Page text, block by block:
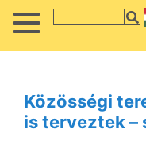
Közösségi
is terveztek –